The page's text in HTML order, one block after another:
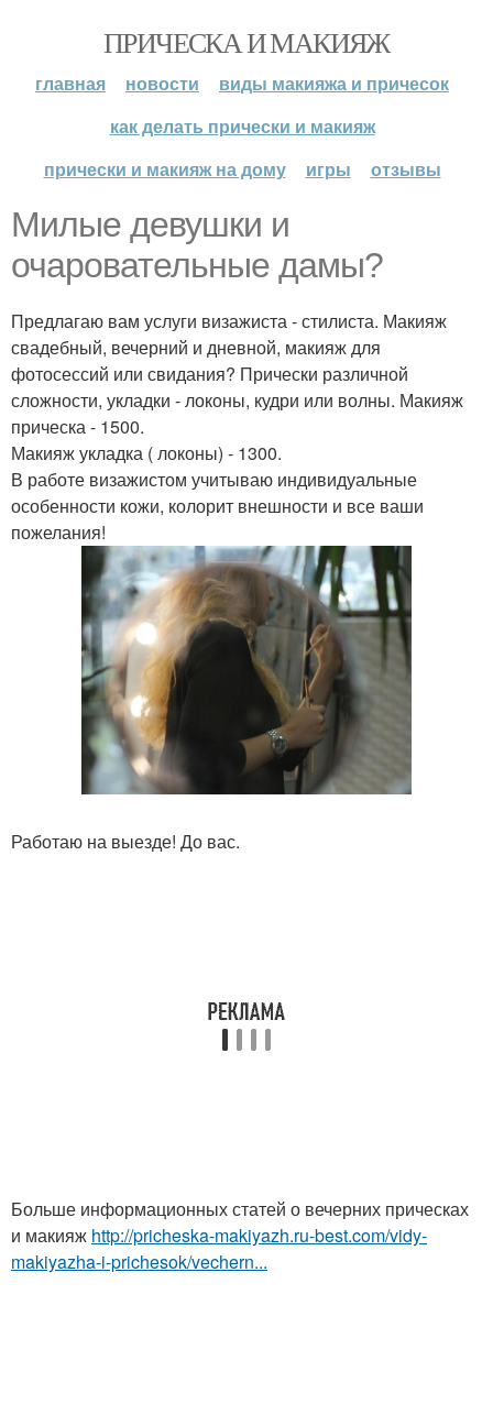
ПРИЧЕСКА И МАКИЯЖ
главная новости
виды макияжа и причесок
как делать прически и макияж
прически и макияж на дому
игры отзывы
Милые девушки и
очаровательные дамы?
Предлагаю вам услуги визажиста - стилиста. Макияж
свадебный, вечерний и дневной, макияж для
фотосессий или свидания? Прически различной
сложности, укладки - локоны, кудри или волны. Макияж
прическа - 1500.
Макияж укладка ( локоны) - 1300.
В работе визажистом учитываю индивидуальные
особенности кожи, колорит внешности и все ваши
пожелания!
Работаю на выезде! До вас.
Больше информационных статей о вечерних прическах
и макияж http://pricheska-makiyazh.ru-best.com/vidy-
makiyazha-i-prichesok/vechern...